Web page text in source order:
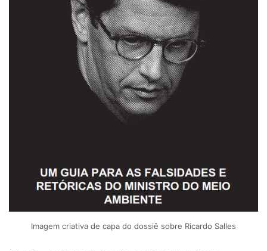
Imagem criativa de capa do dossiê sobre Ricardo Salles